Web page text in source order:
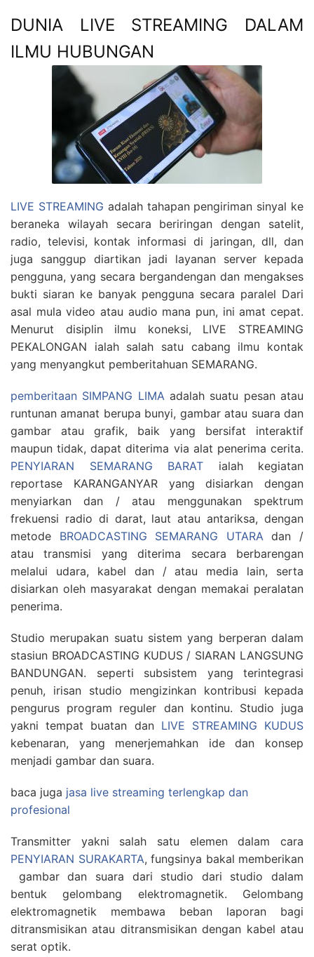
DUNIA LIVE STREAMING DALAM
ILMU HUBUNGAN
LIVE STREAMING adalah tahapan pengiriman sinyal ke
beraneka wilayah secara beriringan dengan satelit,
radio, televisi, kontak informasi di jaringan, dll, dan
juga sanggup diartikan jadi layanan server kepada
pengguna, yang secara bergandengan dan mengakses
bukti siaran ke banyak pengguna secara paralel Dari
asal mula video atau audio mana pun, ini amat cepat.
Menurut disiplin ilmu koneksi, LIVE STREAMING
PEKALONGAN ialah salah satu cabang ilmu kontak
yang menyangkut pemberitahuan SEMARANG.
pemberitaan SIMPANG LIMAadalah suatu pesan atau
runtunan amanat berupa bunyi, gambar atau suara dan
gambar atau grafik, baik yang bersifat interaktif
maupun tidak, dapat diterima via alat penerima cerita.
PENYIARAN SEMARANG BARAT ialah kegiatan
reportase KARANGANYAR yang disiarkan dengan
menyiarkan dan / atau menggunakan spektrum
frekuensi radio di darat, laut atau antariksa, dengan
metode BROADCASTING SEMARANG UTARAdan /
atau transmisi yang diterima secara berbarengan
melalui udara, kabel dan / atau media lain, serta
disiarkan oleh masyarakat dengan memakai peralatan
penerima.
Studio merupakan suatu sistem yang berperan dalam
stasiun BROADCASTING KUDUS / SIARAN LANGSUNG
BANDUNGAN. seperti subsistem yang terintegrasi
penuh, irisan studio mengizinkan kontribusi kepada
pengurus program reguler dan kontinu. Studio juga
yakni tempat buatan dan LIVE STREAMING KUDUS
kebenaran, yang menerjemahkan ide dan konsep
menjadi gambar dan suara.
baca juga jasa live streaming terlengkap dan
profesional
Transmitter yakni salah satu elemen dalam cara
PENYIARAN SURAKARTA, fungsinya bakal memberikan
gambar dan suara dari studio dari studio dalam
bentuk gelombang elektromagnetik. Gelombang
elektromagnetik membawa beban laporan bagi
ditransmisikan atau ditransmisikan dengan kabel atau
serat optik.